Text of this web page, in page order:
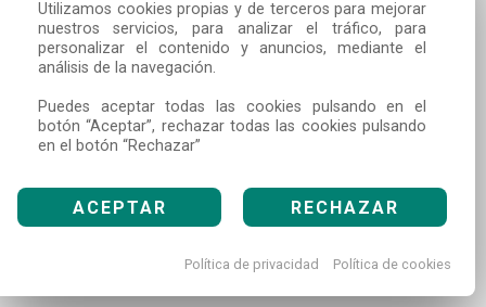
Utilizamos cookies propias y de terceros para mejorar
nuestros servicios, para analizar el tráfico, para
personalizar el contenido y anuncios, mediante el
análisis de la navegación.
Puedes aceptar todas las cookies pulsando en el
botón “Aceptar”, rechazar todas las cookies pulsando
en el botón “Rechazar”
ACEPTAR RECHAZAR
Política de privacidad Política de cookies